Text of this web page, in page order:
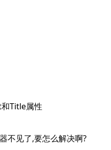
Title属性
不见了,要怎么解决啊?